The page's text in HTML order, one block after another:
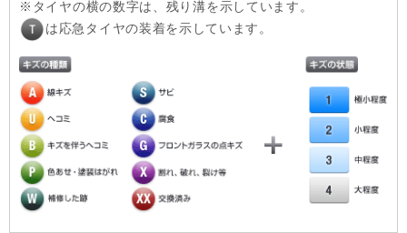
タイヤの横の数字は、残り溝を示しています。
は応急タイヤの装着を示しています。